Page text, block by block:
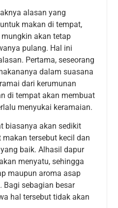
alasan yang
makan di tempat,
akan tetap
pulang. Hal ini
Pertama, seseorang
dalam suasana
dari kerumunan
di tempat akan membuat
menyukai keramaian.
biasanya akan sedikit
tersebut kecil dan
baik. Alhasil dapur
menyatu, sehingga
maupun aroma asap
Bagi sebagian besar
hal tersebut tidak akan